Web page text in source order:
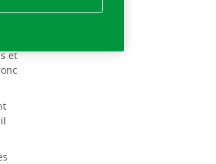
et